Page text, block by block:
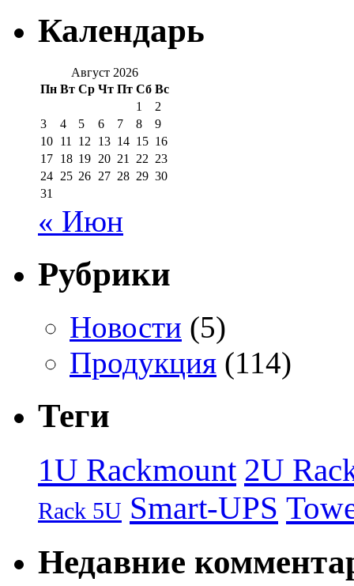
Календарь
Август 2026
Пн Вт Ср Чт Пт Сб Вс
1
2
3
4 5 6 7 8
9
10 11 12 13 14 15 16
17 18 19 20 21 22 23
24 25 26 27 28 29 30
31
« Июн
Рубрики
Новости (5)
Продукция (114)
Теги
1U Rackmount 2U
Rack 5U Smart-UPS
Недавние